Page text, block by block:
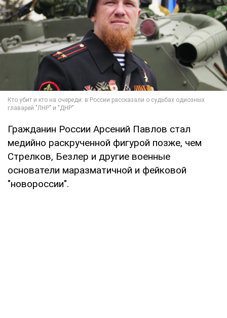
Гражданин России Арсений Павлов стал
медийно раскрученной фигурой позже, чем
Стрелков, Безлер и другие военные
основатели маразматичной и фейковой
"новороссии".